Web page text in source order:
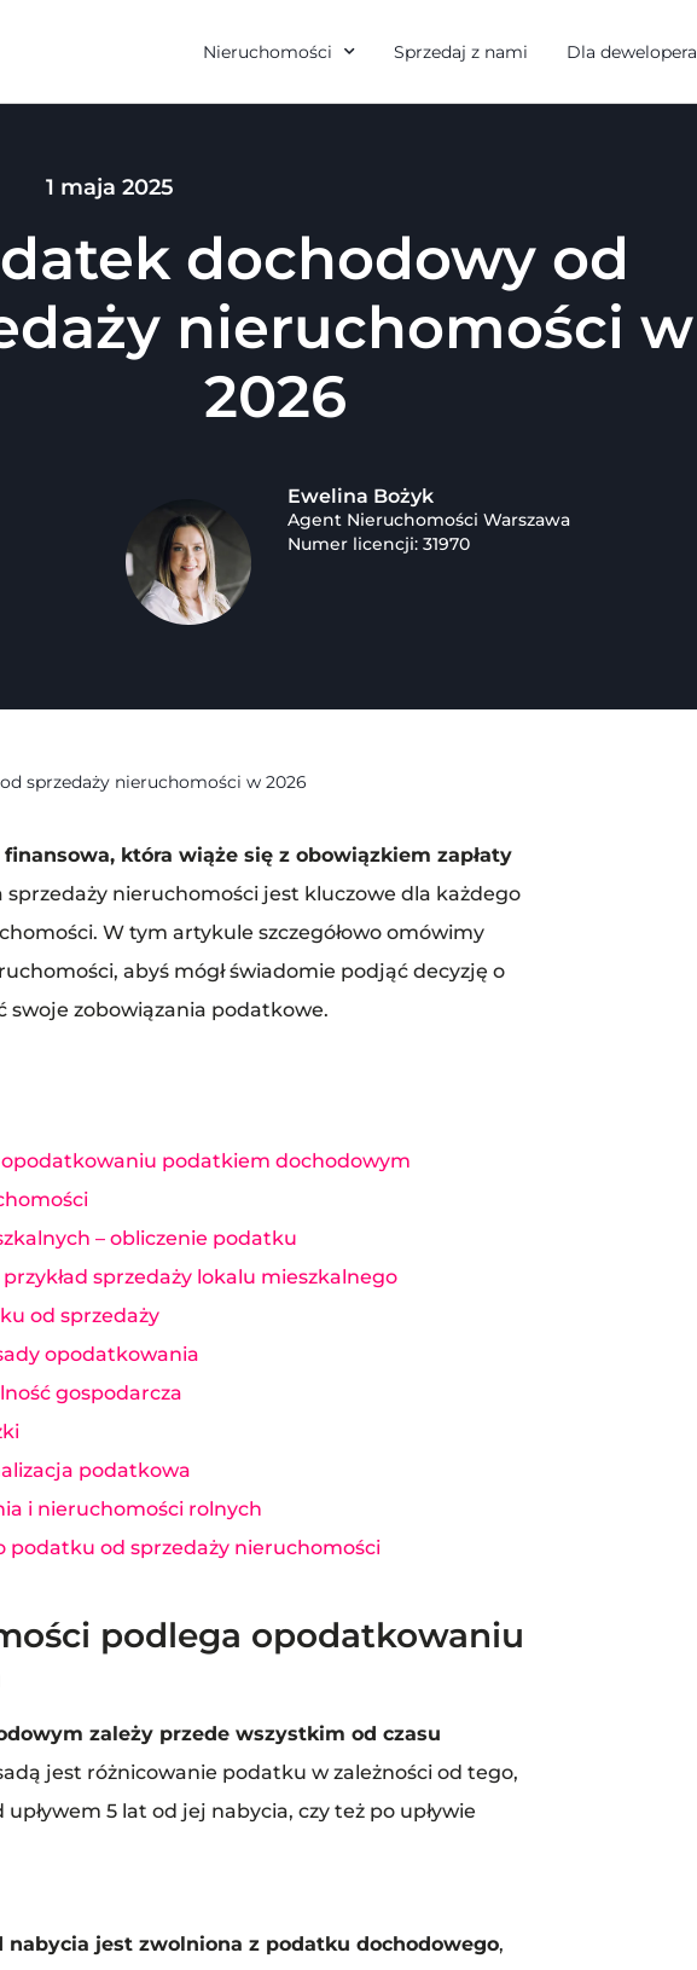
Nieruchomości Sprzedaj z nami Dla dewelopera
1 maja 2025
dochodowy od
nieruchomości w
2026
Ewelina Bożyk
Agent Nieruchomości Warszawa
Numer licencji: 31970
sprzedaży nieruchomości w 2026
która wiąże się z obowiązkiem zapłaty
nieruchomości jest kluczowe dla każdego
W tym artykule szczegółowo omówimy
abyś mógł świadomie podjąć decyzję o
swoje zobowiązania podatkowe.
podatkiem dochodowym
– obliczenie podatku
sprzedaży lokalu mieszkalnego
od sprzedaży
opodatkowania
gospodarcza
podatkowa
i nieruchomości rolnych
podatku od sprzedaży nieruchomości
podlega opodatkowaniu
zależy przede wszystkim od czasu
jest różnicowanie podatku w zależności od tego,
5 lat od jej nabycia, czy też po upływie
nabycia jest zwolniona z podatku dochodowego,